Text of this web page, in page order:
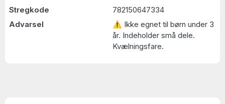
Stregkode
782150647334
Advarsel
⚠ Ikke egnet til børn under 3
år. Indeholder små dele.
Kvælningsfare.